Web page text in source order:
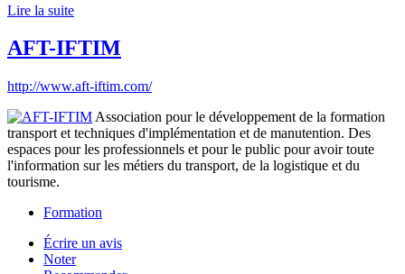
Lire la suite
AFT-IFTIM
http://www.aft-iftim.com/
Association pour le développement de la formation
transport et techniques d'implémentation et de manutention. Des
espaces pour les professionnels et pour le public pour avoir toute
l'information sur les métiers du transport, de la logistique et du
tourisme.
Formation
Écrire un avis
Noter